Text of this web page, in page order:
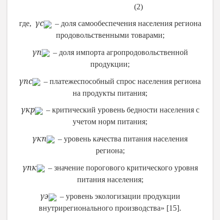
(2)
где, γс
– доля самообеспечения населения региона
продовольственными товарами;
γп
– доля импорта агропродовольственной
продукции;
γпс
– платежеспособный спрос населения региона
на продукты питания;
γкр
– критический уровень бедности населения с
учетом норм питания;
γкп
– уровень качества питания населения
региона;
γпк
– значение порогового критического уровня
питания населения;
γэ
– уровень экологизации продукции
внутрирегионального производства» [15].